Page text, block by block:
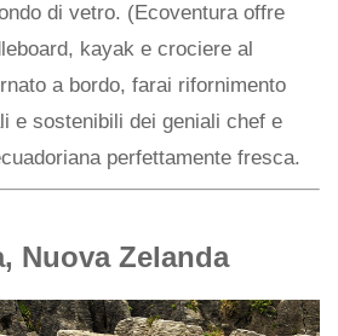
di vetro. (Ecoventura offre
kayak e crociere al
a bordo, farai rifornimento
e sostenibili dei geniali chef e
perfettamente fresca.
Nuova Zelanda